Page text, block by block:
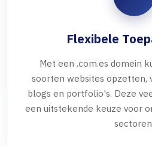
Flexibele
Met een .com.es domein
soorten websites opzetten,
blogs en portfolio's. Deze
een uitstekende keuze voor